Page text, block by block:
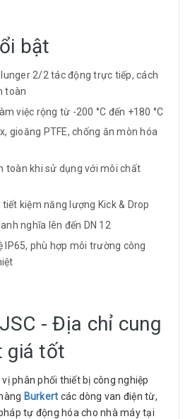
bật
2/2 tác động trực tiếp, cách
toàn
việc rộng từ -200 °C đến +180 °C
gioăng PTFE, chống ăn mòn hóa
toàn khi sử dụng với môi chất
kiệm năng lượng Kick & Drop
nghĩa lên đến DN 12
IP65, phù hợp môi trường công
- Địa chỉ cung
giá tốt
vị phân phối thiết bị công nghiệp
Burkert các dòng van điện từ,
tự động hóa cho nhà máy tại